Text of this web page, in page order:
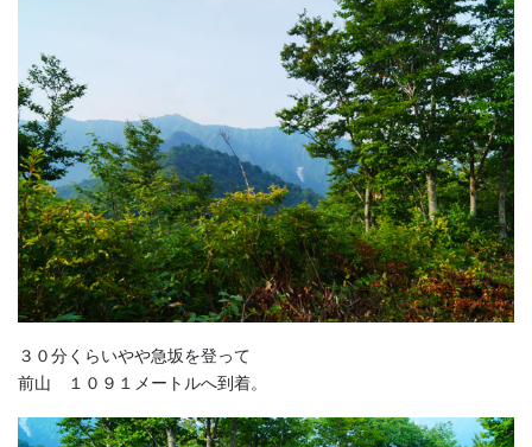
３０分くらいやや急坂を登って
前山 １０９１メートルへ到着。